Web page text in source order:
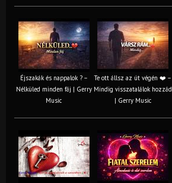
Éjszakák és nappalok ? –
Nélküled minden fáj | Gerry
Music
Te ott állsz az út végén ❤️ –
Mindig visszatalálok hozzád
| Gerry Music